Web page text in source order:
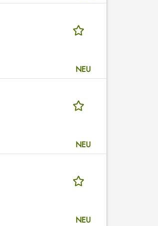
NEU
NEU
NEU